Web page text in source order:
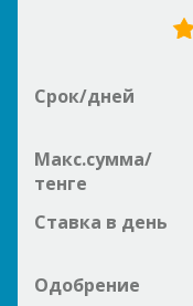
Срок/дней
Макс.сумма/
тенге
Ставка в день
Одобрение